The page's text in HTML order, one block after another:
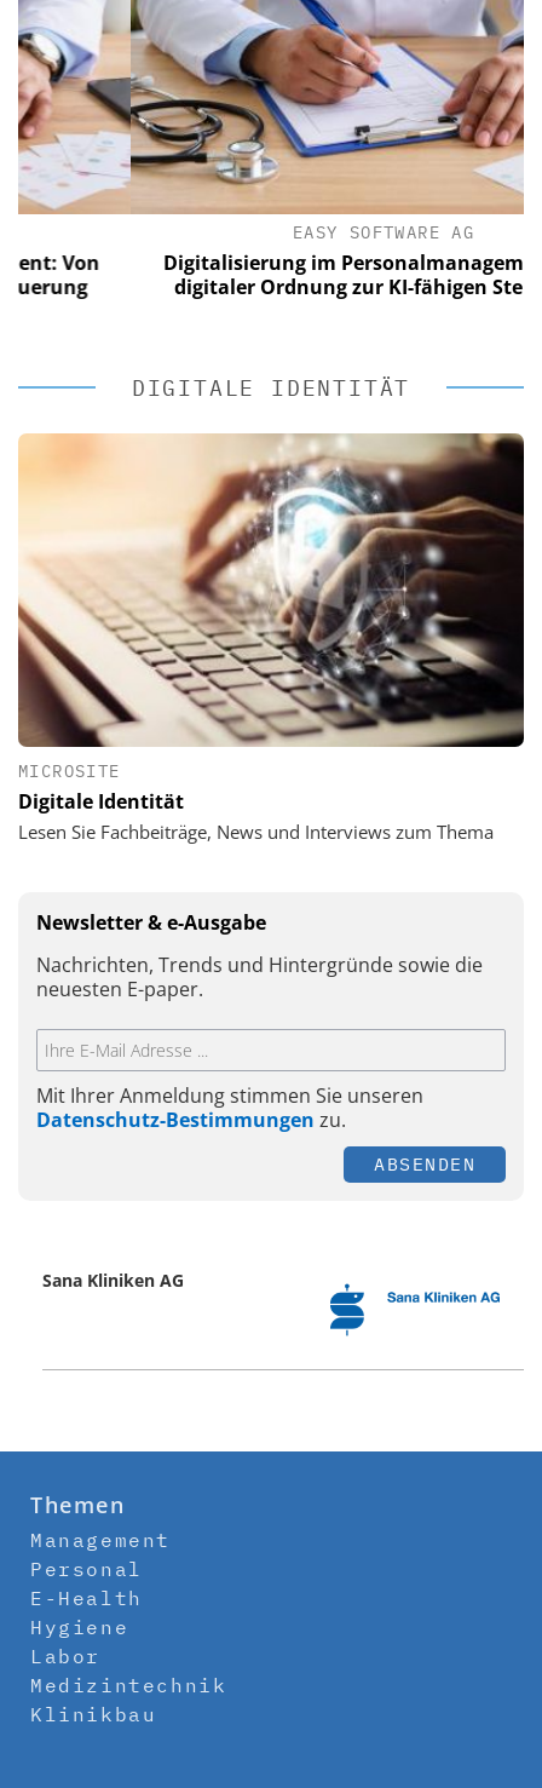
EASY SOFTWARE AG
Digitalisierung im Personalmanagement:
digitaler Ordnung zur KI-fähigen Steuerung
DIGITALE IDENTITÄT
MICROSITE
Digitale Identität
Lesen Sie Fachbeiträge, News und Interviews zum Thema
Newsletter & e-Ausgabe
Nachrichten, Trends und Hintergründe sowie die
neuesten E-paper.
Mit Ihrer Anmeldung stimmen Sie unseren
Datenschutz-Bestimmungen zu.
ABSENDEN
Sana Kliniken AG
Themen
Management
Personal
E-Health
Hygiene
Labor
Medizintechnik
Klinikbau